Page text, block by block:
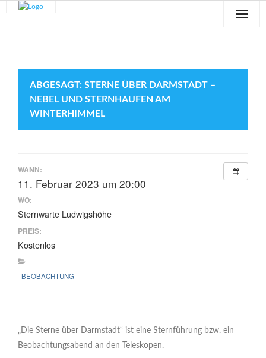
Veranstaltungen
Verein
Kontakt
ABGESAGT: STERNE ÜBER DARMSTADT –
NEBEL UND STERNHAUFEN AM
WINTERHIMMEL
WANN:
11. Februar 2023 um 20:00
WO:
Sternwarte Ludwigshöhe
PREIS:
Kostenlos
BEOBACHTUNG
„Die Sterne über Darmstadt“ ist eine Sternführung bzw. ein
Beobachtungsabend an den Teleskopen.